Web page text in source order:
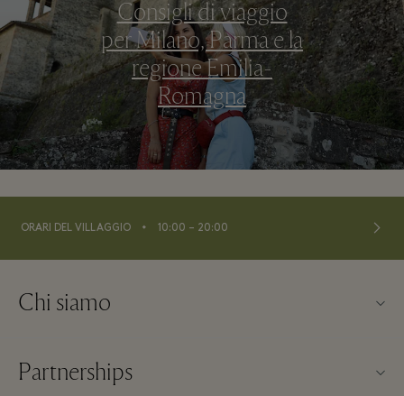
Consigli di viaggio
per Milano, Parma e la
regione Emilia-
Romagna
ORARI DEL VILLAGGIO ⬩ 10:00 – 20:00
Chi siamo
FAQs
Partnerships